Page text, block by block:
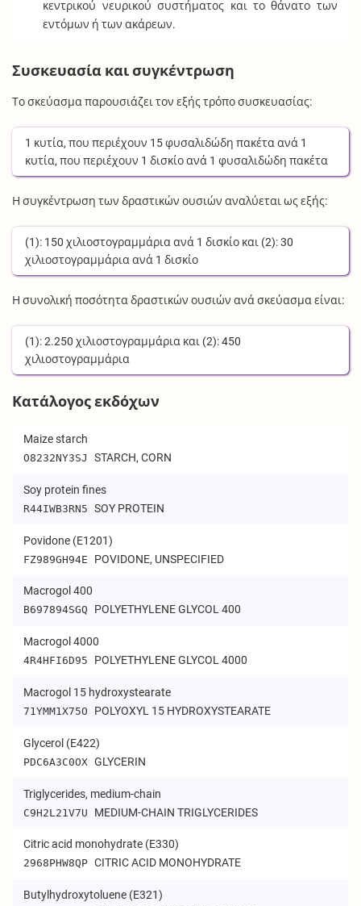
κεντρικού νευρικού συστήματος και το θάνατο των
εντόμων ή των ακάρεων.
Συσκευασία και συγκέντρωση
Το σκεύασμα παρουσιάζει τον εξής τρόπο συσκευασίας:
1 κυτία, που περιέχουν 15φυσαλιδώδη πακέτα ανά 1
κυτία, που περιέχουν 1 δισκίοανά 1 φυσαλιδώδη πακέτα
Η συγκέντρωση των δραστικών ουσιών αναλύεται ως εξής:
(1): 150 χιλιοστογραμμάρια ανά 1 δισκίο και (2):30
χιλιοστογραμμάρια ανά 1 δισκίο
Η συνολική ποσότητα δραστικών ουσιών ανά σκεύασμα είναι:
(1):2.250 χιλιοστογραμμάρια και (2):450
χιλιοστογραμμάρια
Κατάλογος εκδόχων
Maize starch
O8232NY3SJSTARCH, CORN
Soy protein fines
R44IWB3RN5SOY PROTEIN
Povidone (E1201)
FZ989GH94E POVIDONE, UNSPECIFIED
Macrogol 400
B697894SGQ POLYETHYLENE GLYCOL 400
Macrogol 4000
4R4HFI6D95 POLYETHYLENE GLYCOL 4000
Macrogol 15 hydroxystearate
71YMM1X75O POLYOXYL 15 HYDROXYSTEARATE
Glycerol (E422)
PDC6A3C0OXGLYCERIN
Triglycerides, medium-chain
C9H2L21V7U MEDIUM-CHAIN TRIGLYCERIDES
Citric acid monohydrate (E330)
2968PHW8QPCITRIC ACID MONOHYDRATE
Butylhydroxytoluene (E321)